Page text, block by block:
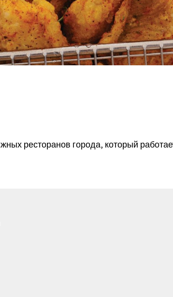
ресторанов города, который